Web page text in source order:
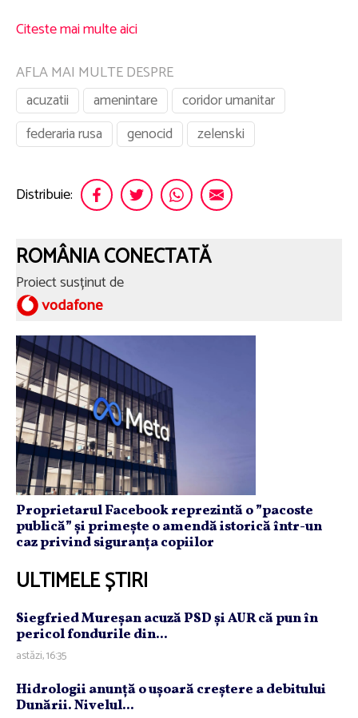
Citeste mai multe aici
AFLA MAI MULTE DESPRE
acuzatii
amenintare
coridor umanitar
federaria rusa
genocid zelenski
Distribuie:
ROMÂNIA CONECTATĂ
Proiect susținut de
Proprietarul Facebook reprezintă o ”pacoste
publică” și primește o amendă istorică într-un
caz privind siguranța copiilor
ULTIMELE ȘTIRI
Siegfried Mureşan acuză PSD şi AUR că pun în
pericol fondurile din...
astăzi, 16:35
Hidrologii anunţă o uşoară creştere a debitului
Dunării. Nivelul...